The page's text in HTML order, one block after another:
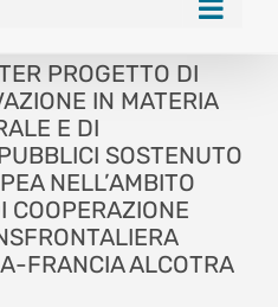
PROGETTO DI
IN MATERIA
E DI
SOSTENUTO
NELL’AMBITO
COOPERAZIONE
FRANCIA ALCOTRA